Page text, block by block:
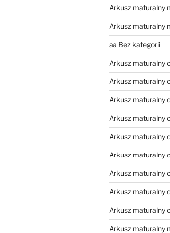
Arkusz maturalny
Arkusz maturalny
aa Bez kategorii
Arkusz maturalny
Arkusz maturalny
Arkusz maturalny
Arkusz maturalny
Arkusz maturalny
Arkusz maturalny
Arkusz maturalny
Arkusz maturalny
Arkusz maturalny
Arkusz maturalny